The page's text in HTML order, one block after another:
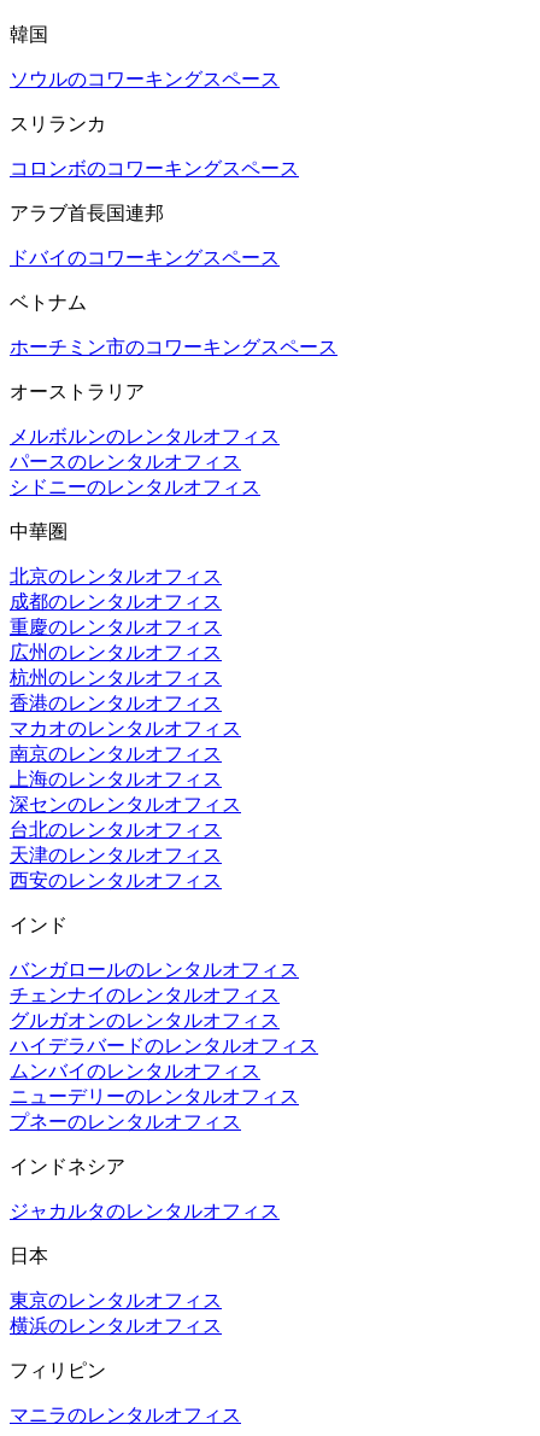
韓国
ソウルのコワーキングスペース
スリランカ
コロンボのコワーキングスペース
アラブ首長国連邦
ドバイのコワーキングスペース
ベトナム
ホーチミン市のコワーキングスペース
オーストラリア
メルボルンのレンタルオフィス
パースのレンタルオフィス
シドニーのレンタルオフィス
中華圏
北京のレンタルオフィス
成都のレンタルオフィス
重慶のレンタルオフィス
広州のレンタルオフィス
杭州のレンタルオフィス
香港のレンタルオフィス
マカオのレンタルオフィス
南京のレンタルオフィス
上海のレンタルオフィス
深センのレンタルオフィス
台北のレンタルオフィス
天津のレンタルオフィス
西安のレンタルオフィス
インド
バンガロールのレンタルオフィス
チェンナイのレンタルオフィス
グルガオンのレンタルオフィス
ハイデラバードのレンタルオフィス
ムンバイのレンタルオフィス
ニューデリーのレンタルオフィス
プネーのレンタルオフィス
インドネシア
ジャカルタのレンタルオフィス
日本
東京のレンタルオフィス
横浜のレンタルオフィス
フィリピン
マニラのレンタルオフィス